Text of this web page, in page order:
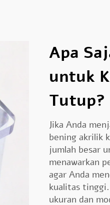
Apa
untuk
Tutup?
Jika Anda
bening akrilik
jumlah besar
menawarkan
agar Anda
kualitas
ukuran dan